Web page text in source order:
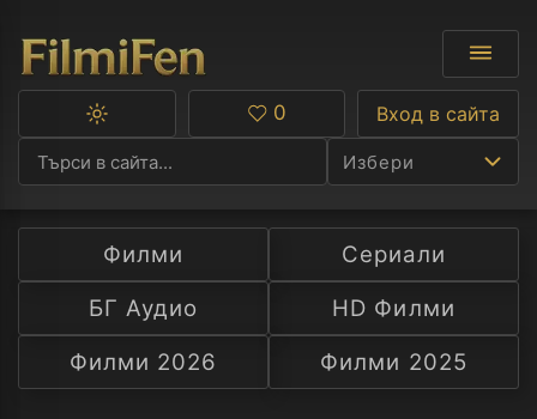
Избери
Ф
С
А
Превключване
тъмна
тема
Любими
0 Вход в сайта
Филми
Сериали
БГ Аудио
HD Филми
Филми 2026
Филми 2025